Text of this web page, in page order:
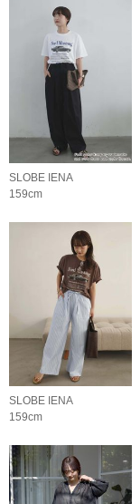
SLOBE IENA
159cm
SLOBE IENA
159cm